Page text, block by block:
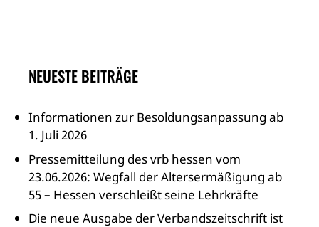
NEUESTE BEITRÄGE
Informationen zur Besoldungsanpassung ab
1. Juli 2026
Pressemitteilung des vrb hessen vom
23.06.2026: Wegfall der Altersermäßigung ab
55 – Hessen verschleißt seine Lehrkräfte
Die neue Ausgabe der Verbandszeitschrift ist